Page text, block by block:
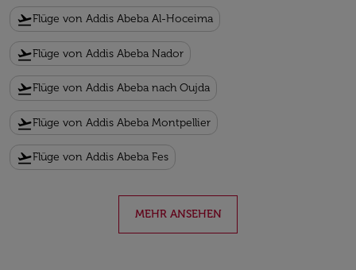
flight_takeoffFlüge von Addis Abeba Al-Hoceima
flight_takeoffFlüge von Addis Abeba Nador
flight_takeoffFlüge von Addis Abeba nach Oujda
flight_takeoffFlüge von Addis Abeba Montpellier
flight_takeoffFlüge von Addis Abeba Fes
MEHR ANSEHEN